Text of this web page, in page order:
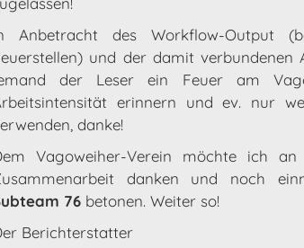
Anbetracht des Workflow-Output
und der damit
der Leser ein Feuer am
erinnern und ev. nur
danke!
Vagoweiher-Verein möchte ich
danken und noch
76 betonen. Weiter so!
Berichterstatter